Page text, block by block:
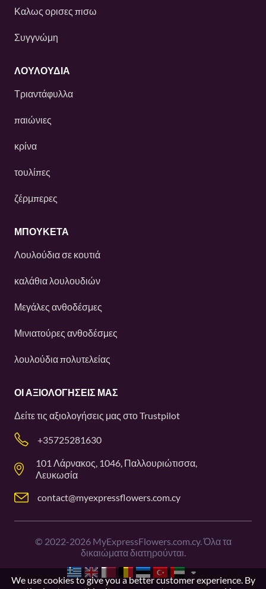
Καλως ορισες πισω
Συγγνώμη
ΛΟΥΛΟΎΔΙΑ
Τριαντάφυλλα
παιώνιες
κρίνα
τουλίπες
ζέρμπερες
ΜΠΟΥΚΕΤΑ
Λουλούδια σε κουτιά
καλάθια λουλουδιών
Μεγάλες ανθοδέσμες
Μινιατούρες ανθοδέσμες
λουλούδια πολυτελείας
ΟΙ ΑΞΙΟΛΟΓΉΣΕΙΣ ΜΑΣ
Δείτε τις αξιολογήσεις μας στοTrustpilot
+35725281630
101 Λάρνακος, 1046, Παλλουριώτισσα,
Λευκωσία
contact@myexpressflowers.com.cy
© 2022-2026MyExpressFlowers.com.cy. Όλα τα
δικαιώματα διατηρούνται.
We use cookies to give you a better customer experience. By